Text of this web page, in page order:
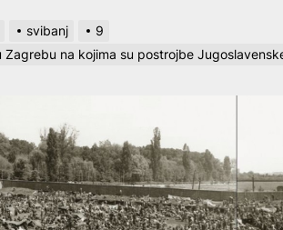
svibanj
9
Zagrebu na kojima su postrojbe